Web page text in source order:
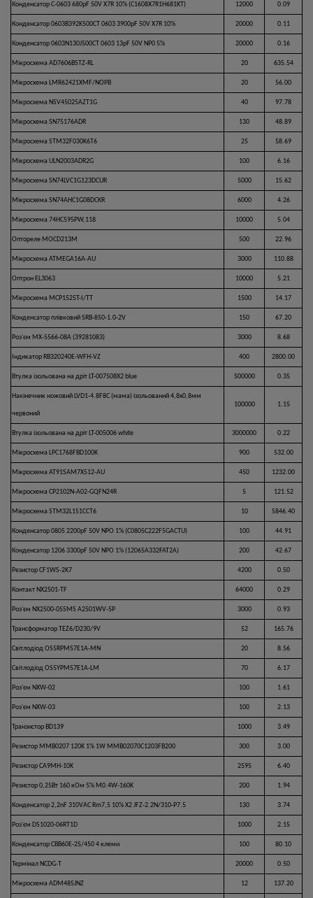
Конденсатор C-0603 680pF 50V X7R 10% (C1608X7R1H681KT) 12000 0.09
Конденсатор 0603B392K500CT 0603 3900pF 50V X7R 10% 20000 0.11
Конденсатор 0603N130J500CT 0603 13pF 50V NP0 5% 20000 0.16
Мікросхема AD7606BSTZ-RL 20 635.54
Мікросхема LMR62421XMF/NOPB 20 56.00
Мікросхема NSV45025AZT1G 40 97.78
Мікросхема SN75176ADR 130 48.89
Мікросхема STM32F030K6T6 25 58.69
Мікросхема ULN2003ADR2G 100 6.16
Мікросхема SN74LVC1G123DCUR 5000 15.62
Мікросхема SN74AHC1G08DCKR 6000 4.26
Мікросхема 74HC595PW,118 10000 5.04
Оптореле МОСD213M 500 22.96
Мікросхема ATMEGA16A-AU 3000 110.88
Оптрон EL3063 10000 5.21
Мікросхема MCP1525T-I/TT 1500 14.17
Конденсатор плівковий SRB-850-1.0-2V 150 67.20
Роз'єм MX-5566-08A (39281083) 3000 8.68
Індикатор RB320240E-WFH-VZ 400 2800.00
Втулка ізольована на дріт LT-007508X2 blue 500000 0.35
Накінечник ножовий LVD1-4.8F8C (мама) ізольований 4,8x0,8мм
червоний
100000 1.15
Втулка ізольована на дріт LT-005006 white 3000000 0.22
Мікросхема LPC1768FBD100K 900 532.00
Мікросхема AT91SAM7X512-AU 450 1232.00
Мікросхема CP2102N-A02-GQFN24R 5 121.52
Мікросхема STM32L151CCT6 10 5846.40
Конденсатор 0805 2200pF 50V NPO 1% (C0805C222F5GACTU) 100 44.91
Конденсатор 1206 3300pF 50V NPO 1% (12065A332FAT2A) 200 42.67
Резистор CF1WS-2K7 4200 0.50
Контакт NX2501-TF 64000 0.29
Роз'єм NX2500-05SMS A2501WV-5P 3000 0.93
Трансформатор TEZ6/D230/9V 52 165.76
Світлодіод OS5RPM57E1A-MN 20 8.56
Світлодіод OS5YPM57E1A-LM 70 6.17
Роз'єм NXW-02 100 1.61
Роз'єм NXW-03 100 2.13
Транзистор BD139 1000 3.49
Резистор MMB0207 120K 1% 1W MMB02070C1203FB200 300 3.00
Резистор CA9MH-10K 2595 6.40
Резистор 0,25Вт 160 кОм 5% M0.4W-160K 200 1.94
Конденсатор 2,2nF 310VAC Rm7,5 10% X2 JFZ-2.2N/310-P7.5 130 3.74
Роз'єм DS1020-06RT1D 1000 2.15
Конденсатор CBB60E-25/450 4 клеми 100 80.10
Термінал NCDG-T 20000 0.50
Мікросхема ADM485JNZ 12 137.20